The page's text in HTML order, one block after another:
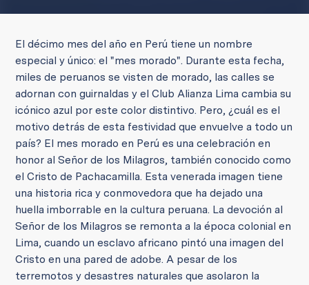
El décimo mes del año en Perú tiene un nombre
especial y único: el "mes morado". Durante esta fecha,
miles de peruanos se visten de morado, las calles se
adornan con guirnaldas y el Club Alianza Lima cambia su
icónico azul por este color distintivo. Pero, ¿cuál es el
motivo detrás de esta festividad que envuelve a todo un
país? El mes morado en Perú es una celebración en
honor al Señor de los Milagros, también conocido como
el Cristo de Pachacamilla. Esta venerada imagen tiene
una historia rica y conmovedora que ha dejado una
huella imborrable en la cultura peruana. La devoción al
Señor de los Milagros se remonta a la época colonial en
Lima, cuando un esclavo africano pintó una imagen del
Cristo en una pared de adobe. A pesar de los
terremotos y desastres naturales que asolaron la